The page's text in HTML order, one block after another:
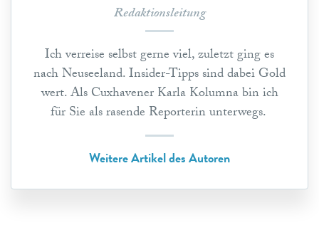
Redaktionsleitung
Ich verreise selbst gerne viel, zuletzt ging es
nach Neuseeland. Insider-Tipps sind dabei Gold
wert. Als Cuxhavener Karla Kolumna bin ich
für Sie als rasende Reporterin unterwegs.
Weitere Artikel des Autoren